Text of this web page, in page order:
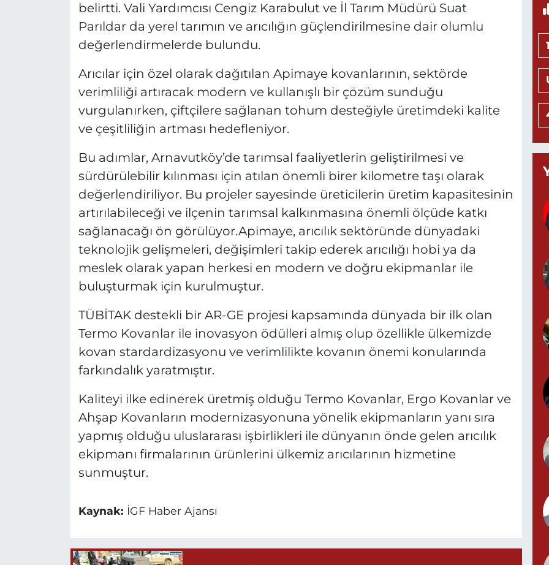
belirtti. Vali Yardımcısı Cengiz Karabulut ve İl Tarım Müdürü Suat
Parıldar da yerel tarımın ve arıcılığın güçlendirilmesine dair olumlu
değerlendirmelerde bulundu.
Arıcılar için özel olarak dağıtılan Apimaye kovanlarının, sektörde
verimliliği artıracak modern ve kullanışlı bir çözüm sunduğu
vurgulanırken, çiftçilere sağlanan tohum desteğiyle üretimdeki kalite
ve çeşitliliğin artması hedefleniyor.
Bu adımlar, Arnavutköy’de tarımsal faaliyetlerin geliştirilmesi ve
sürdürülebilir kılınması için atılan önemli birer kilometre taşı olarak
değerlendiriliyor. Bu projeler sayesinde üreticilerin üretim kapasitesinin
artırılabileceği ve ilçenin tarımsal kalkınmasına önemli ölçüde katkı
sağlanacağı ön görülüyor.Apimaye, arıcılık sektöründe dünyadaki
teknolojik gelişmeleri, değişimleri takip ederek arıcılığı hobi ya da
meslek olarak yapan herkesi en modern ve doğru ekipmanlar ile
buluşturmak için kurulmuştur.
TÜBİTAK destekli bir AR-GE projesi kapsamında dünyada bir ilk olan
Termo Kovanlar ile inovasyon ödülleri almış olup özellikle ülkemizde
kovan stardardizasyonu ve verimlilikte kovanın önemi konularında
farkındalık yaratmıştır.
Kaliteyi ilke edinerek üretmiş olduğu Termo Kovanlar, Ergo Kovanlar ve
Ahşap Kovanların modernizasyonuna yönelik ekipmanların yanı sıra
yapmış olduğu uluslararası işbirlikleri ile dünyanın önde gelen arıcılık
ekipmanı firmalarının ürünlerini ülkemiz arıcılarının hizmetine
sunmuştur.
Kaynak: İGF Haber Ajansı